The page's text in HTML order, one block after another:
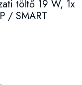
töltő 19 W, 1x
/ SMART